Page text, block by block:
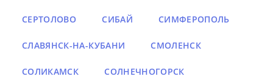
СЕРТОЛОВО СИБАЙ СИМФЕРОПОЛЬ
СЛАВЯНСК-НА-КУБАНИ СМОЛЕНСК
СОЛИКАМСК СОЛНЕЧНОГОРСК